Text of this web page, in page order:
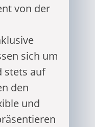
von der
sich um
stets auf
den
und